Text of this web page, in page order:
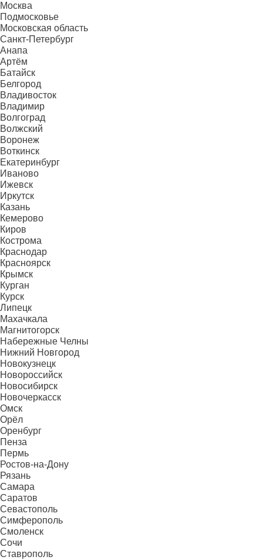
Москва
Подмосковье
Московская область
Санкт-Петербург
Анапа
Артём
Батайск
Белгород
Владивосток
Владимир
Волгоград
Волжский
Воронеж
Воткинск
Екатеринбург
Иваново
Ижевск
Иркутск
Казань
Кемерово
Киров
Кострома
Краснодар
Красноярск
Крымск
Курган
Курск
Липецк
Махачкала
Магнитогорск
Набережные Челны
Нижний Новгород
Новокузнецк
Новороссийск
Новосибирск
Новочеркасск
Омск
Орёл
Оренбург
Пенза
Пермь
Ростов-на-Дону
Рязань
Самара
Саратов
Севастополь
Симферополь
Смоленск
Сочи
Ставрополь